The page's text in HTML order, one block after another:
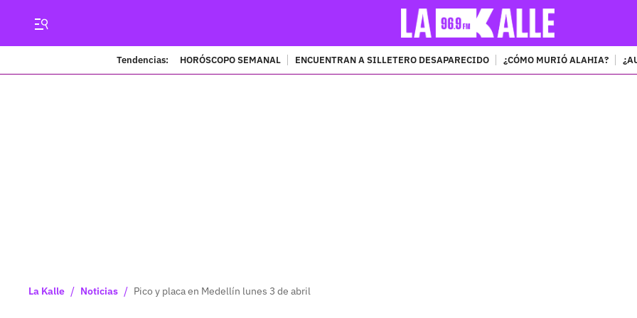
Tendencias: HORÓSCOPO SEMANAL ENCUENTRAN A SILLETERO DESAPARECIDO ¿CÓMO MURIÓ ALAHIA?
La Kalle / Noticias / Pico y placa en Medellín lunes 3 de abril